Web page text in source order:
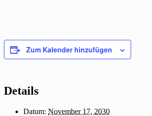
Zum Kalender hinzufügen
Details
Datum: November 17, 2030